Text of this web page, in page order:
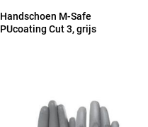
Handschoen M-Safe
PUcoating Cut 3, grijs